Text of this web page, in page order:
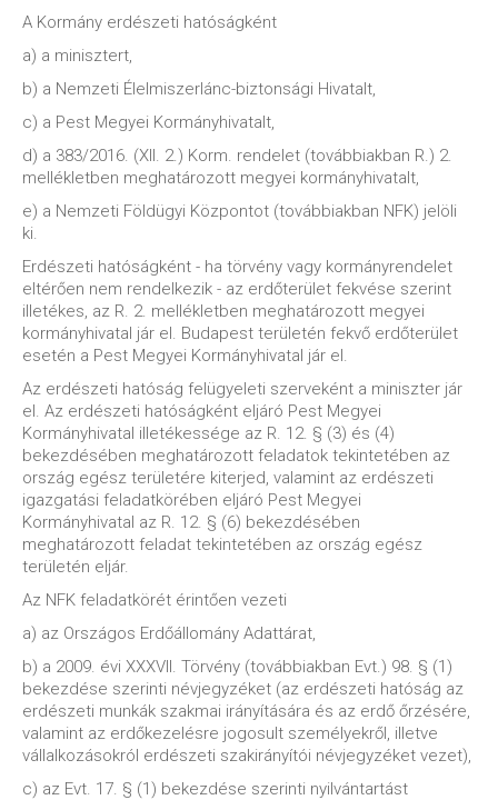
A Kormány erdészeti hatóságként
a) a minisztert,
b) a Nemzeti Élelmiszerlánc-biztonsági Hivatalt,
c) a Pest Megyei Kormányhivatalt,
d) a 383/2016. (XII. 2.) Korm. rendelet (továbbiakban R.) 2.
mellékletben meghatározott megyei kormányhivatalt,
e) a Nemzeti Földügyi Központot (továbbiakban NFK) jelöli
ki.
Erdészeti hatóságként - ha törvény vagy kormányrendelet
eltérően nem rendelkezik - az erdőterület fekvése szerint
illetékes, az R. 2. mellékletben meghatározott megyei
kormányhivatal jár el. Budapest területén fekvő erdőterület
esetén a Pest Megyei Kormányhivatal jár el.
Az erdészeti hatóság felügyeleti szerveként a miniszter jár
el. Az erdészeti hatóságként eljáró Pest Megyei
Kormányhivatal illetékessége az R. 12. § (3) és (4)
bekezdésében meghatározott feladatok tekintetében az
ország egész területére kiterjed, valamint az erdészeti
igazgatási feladatkörében eljáró Pest Megyei
Kormányhivatal az R. 12. § (6) bekezdésében
meghatározott feladat tekintetében az ország egész
területén eljár.
Az NFK feladatkörét érintően vezeti
a) az Országos Erdőállomány Adattárat,
b) a 2009. évi XXXVII. Törvény (továbbiakban Evt.) 98. § (1)
bekezdése szerinti névjegyzéket (az erdészeti hatóság az
erdészeti munkák szakmai irányítására és az erdő őrzésére,
valamint az erdőkezelésre jogosult személyekről, illetve
vállalkozásokról erdészeti szakirányítói névjegyzéket vezet),
c) az Evt. 17. § (1) bekezdése szerinti nyilvántartást